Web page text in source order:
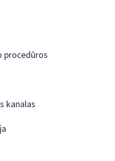
procedūros
kanalas